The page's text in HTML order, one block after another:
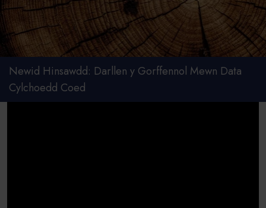
Newid Hinsawdd: Darllen y Gorffennol Mewn Data
Cylchoedd Coed